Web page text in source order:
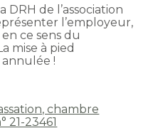
DRH de l’association
l’employeur,
ce sens du
mise à pied
!
chambre
21-23461